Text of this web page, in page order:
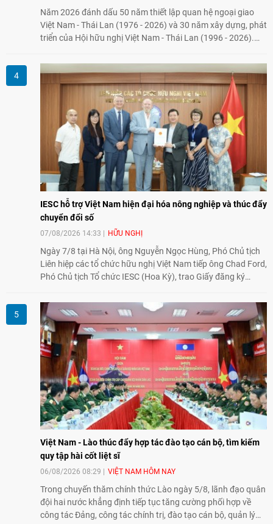
Năm 2026 đánh dấu 50 năm thiết lập quan hệ ngoại giao
Việt Nam - Thái Lan (1976 - 2026) và 30 năm xây dựng, phát
triển của Hội hữu nghị Việt Nam - Thái Lan (1996 - 2026).
tình hữu nghị, đồng thời từng bước mở rộng hoạt động từ
giao lưu truyền thống sang kết nối địa phương, doanh
nghiệp, giáo dục, văn hóa và thế hệ trẻ, góp phần tăng
cường sự hiểu biết và hợp tác giữa nhân dân hai nước.
IESC hỗ trợ Việt Nam hiện đại hóa nông nghiệp và thúc đẩy
chuyển đổi số
07/08/2026 14:33 HỮU NGHỊ
Ngày 7/8 tại Hà Nội, ông Nguyễn Ngọc Hùng, Phó Chủ tịch
Liên hiệp các tổ chức hữu nghị Việt Nam tiếp ông Chad Ford,
Phó Chủ tịch Tổ chức IESC (Hoa Kỳ), trao Giấy đăng ký
đổi về định hướng triển khai Dự án "Mở rộng Thương mại
Nông nghiệp và An toàn thực phẩm Hoa Kỳ - Việt Nam",
hướng tới thúc đẩy chuyển đổi số, hiện đại hóa nông nghiệp
và mở rộng hợp tác phát triển giữa hai nước.
Việt Nam - Lào thúc đẩy hợp tác đào tạo cán bộ, tìm kiếm
quy tập hài cốt liệt sĩ
06/08/2026 08:29 VIỆT NAM HÔM NAY
Trong chuyến thăm chính thức Lào ngày 5/8, lãnh đạo quân
đội hai nước khẳng định tiếp tục tăng cường phối hợp về
công tác Đảng, công tác chính trị, đào tạo cán bộ, quản lý